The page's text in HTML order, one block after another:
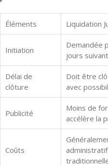
Éléments Liquidation
Initiation
Demandée
jours
Délai de
clôture
Doit être
avec
Publicité
Moins de
accélère la
Coûts